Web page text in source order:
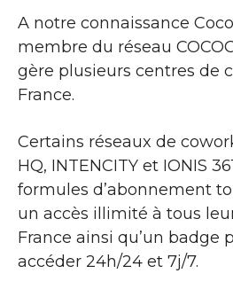
A notre connaissance
membre du réseau
gère plusieurs centres de
France.
Certains réseaux de
HQ, INTENCITY et IONIS
formules d’abonnement
un accès illimité à tous
France ainsi qu’un badge
accéder 24h/24 et 7j/7.